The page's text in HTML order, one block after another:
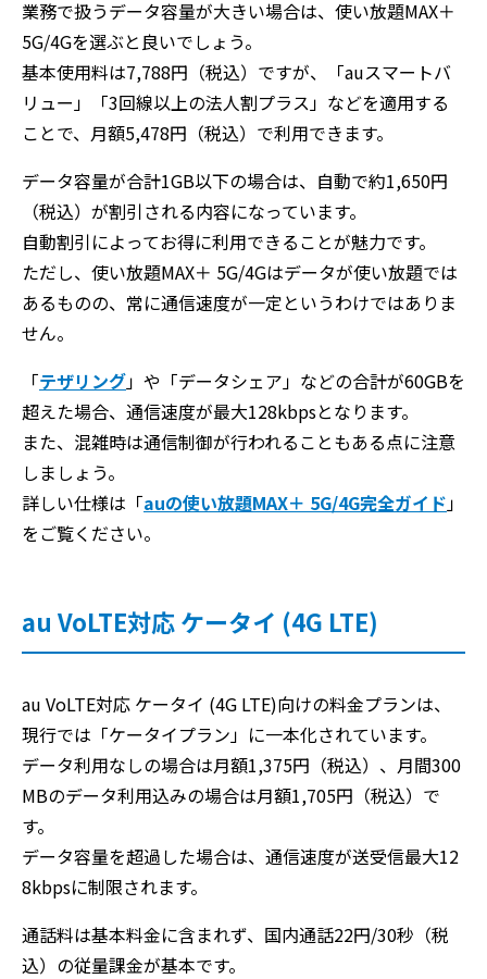
業務で扱うデータ容量が大きい場合は、使い放題MAX＋
5G/4Gを選ぶと良いでしょう。
基本使用料は7,788円（税込）ですが、「auスマートバ
リュー」「3回線以上の法人割プラス」などを適用する
ことで、月額5,478円（税込）で利用できます。
データ容量が合計1GB以下の場合は、自動で約1,650円
（税込）が割引される内容になっています。
自動割引によってお得に利用できることが魅力です。
ただし、使い放題MAX＋ 5G/4Gはデータが使い放題では
あるものの、常に通信速度が一定というわけではありま
せん。
「テザリング」や「データシェア」などの合計が60GBを
超えた場合、通信速度が最大128kbpsとなります。
また、混雑時は通信制御が行われることもある点に注意
しましょう。
詳しい仕様は「auの使い放題MAX＋ 5G/4G完全ガイド」
をご覧ください。
au VoLTE対応 ケータイ (4G LTE)
au VoLTE対応 ケータイ (4G LTE)向けの料金プランは、
現行では「ケータイプラン」に一本化されています。
データ利用なしの場合は月額1,375円（税込）、月間300
MBのデータ利用込みの場合は月額1,705円（税込）で
す。
データ容量を超過した場合は、通信速度が送受信最大12
8kbpsに制限されます。
通話料は基本料金に含まれず、国内通話22円/30秒（税
込）の従量課金が基本です。